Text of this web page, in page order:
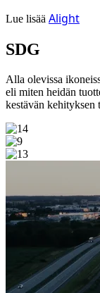
Lue lisää Alight
SDG
Alla olevissa
eli miten heidän
kestävän kehityksen